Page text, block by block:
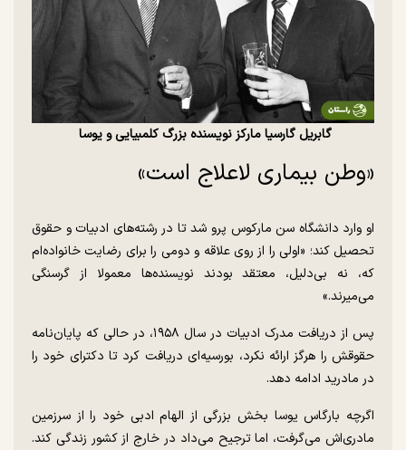
گابریل گارسیا مارکز نویسنده بزرگ کلمبیایی و یوسا
«وطن بیماری لاعلاج است»
او وارد دانشگاه سن مارکوس پرو شد تا در رشته‌های ادبیات و حقوق
تحصیل کند؛ «اولی را از روی علاقه و دومی را برای رضایت خانواده‌ام
که، نه بی‌دلیل، معتقد بودند نویسنده‌ها معمولا از گرسنگی
می‌میرند.»
پس از دریافت مدرک ادبیات در سال ۱۹۵۸، در حالی که پایان‌نامه
حقوقش را هرگز ارائه نکرد، بورسیه‌ای دریافت کرد تا دکترای خود را
در مادرید ادامه دهد.
اگرچه بارگاس یوسا بخش بزرگی از الهام ادبی خود را از سرزمین
مادری‌اش می‌گرفت، اما ترجیح می‌داد در خارج از کشور زندگی کند.